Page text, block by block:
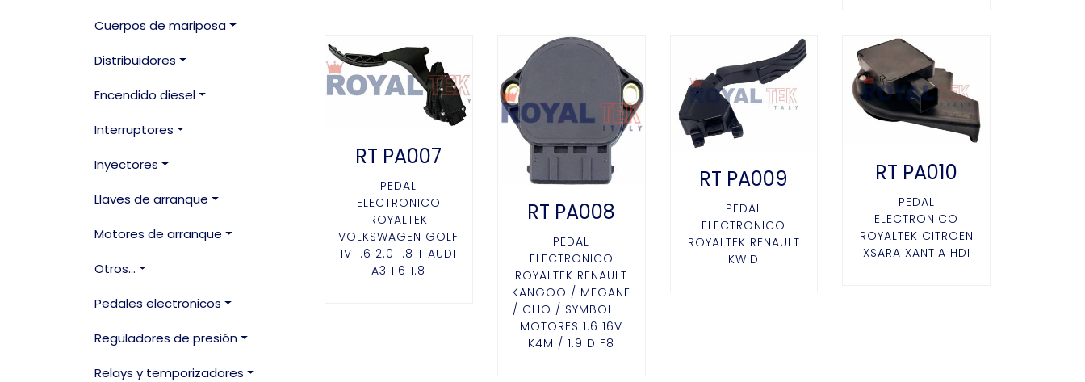
Cuerpos de mariposa
Distribuidores
Encendido diesel
Interruptores
Inyectores
Llaves de arranque
Motores de arranque
Otros...
Pedales electronicos
Reguladores de presión
Relays y temporizadores
RT PA007
PEDAL
ELECTRONICO
ROYALTEK
VOLKSWAGEN GOLF
IV 1.6 2.0 1.8 T AUDI
A3 1.6 1.8
RT PA008
PEDAL
ELECTRONICO
ROYALTEK RENAULT
KANGOO / MEGANE
/ CLIO / SYMBOL --
MOTORES 1.6 16V
K4M / 1.9 D F8
RT PA009
PEDAL
ELECTRONICO
ROYALTEK RENAULT
KWID
RT PA010
PEDAL
ELECTRONICO
ROYALTEK CITROEN
XSARA XANTIA HDI